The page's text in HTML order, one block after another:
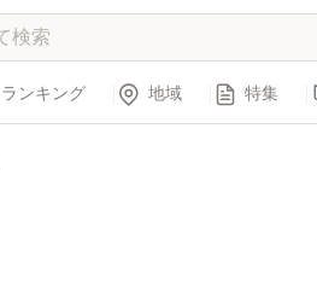
ランキング 地域 特集